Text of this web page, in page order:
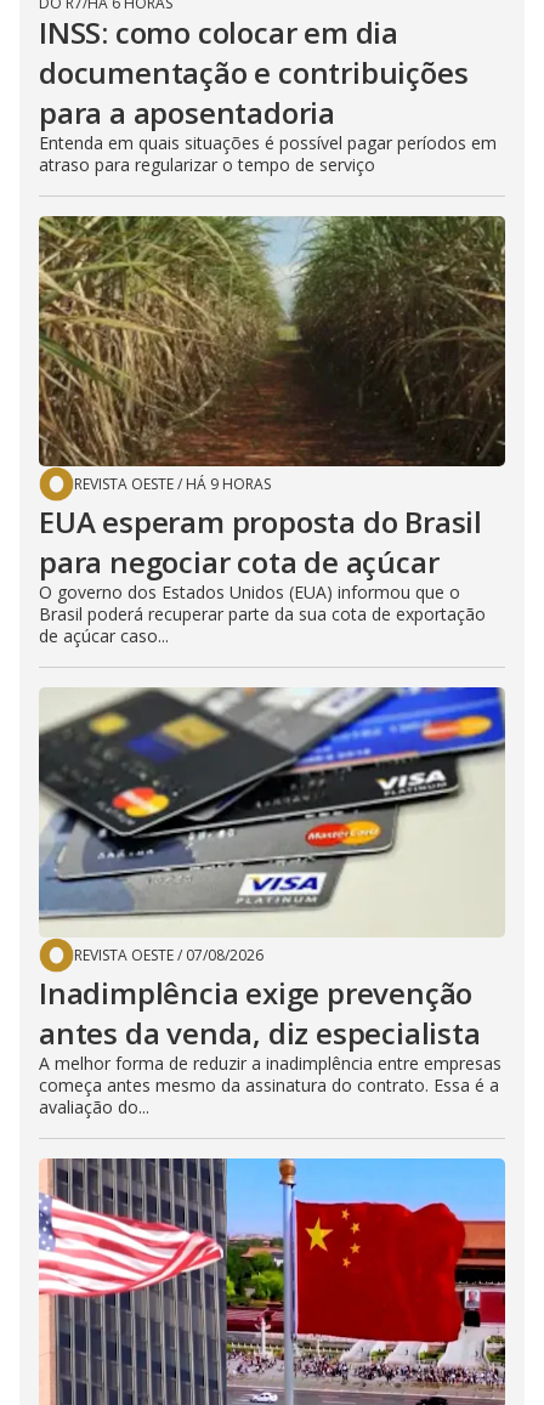
INSS: como colocar em dia
documentação e contribuições
para a aposentadoria
Entenda em quais situações é possível pagar períodos em
atraso para regularizar o tempo de serviço
REVISTA OESTE/ HÁ 9 HORAS
EUA esperam proposta do Brasil
para negociar cota de açúcar
O governo dos Estados Unidos (EUA) informou que o
Brasil poderá recuperar parte da sua cota de exportação
de açúcar caso...
REVISTA OESTE/ 07/08/2026
Inadimplência exige prevenção
antes da venda, diz especialista
A melhor forma de reduzir a inadimplência entre empresas
começa antes mesmo da assinatura do contrato. Essa é a
avaliação do...